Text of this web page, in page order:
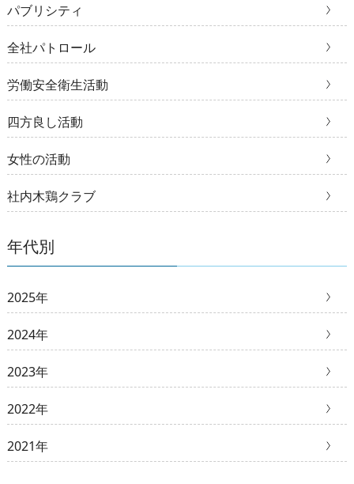
パブリシティ
全社パトロール
労働安全衛生活動
四方良し活動
女性の活動
社内木鶏クラブ
年代別
2025年
2024年
2023年
2022年
2021年